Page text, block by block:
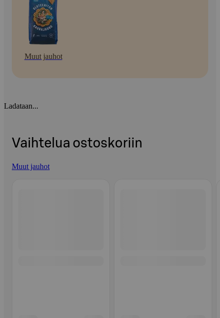
Muut jauhot
Ladataan...
Vaihtelua ostoskoriin
Muut jauhot